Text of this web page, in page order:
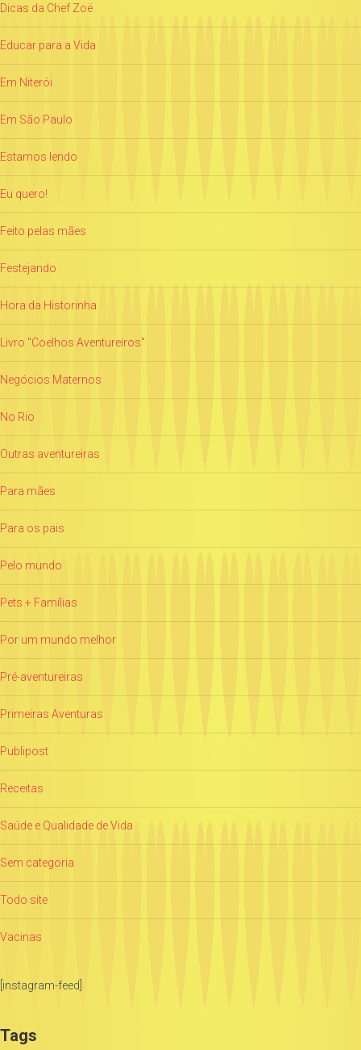
Dicas da Chef Zoë
Educar para a Vida
Em Niterói
Em São Paulo
Estamos lendo
Eu quero!
Feito pelas mães
Festejando
Hora da Historinha
Livro "Coelhos Aventureiros"
Negócios Maternos
No Rio
Outras aventureiras
Para mães
Para os pais
Pelo mundo
Pets + Famílias
Por um mundo melhor
Pré-aventureiras
Primeiras Aventuras
Publipost
Receitas
Saúde e Qualidade de Vida
Sem categoria
Todo site
Vacinas
[instagram-feed]
Tags